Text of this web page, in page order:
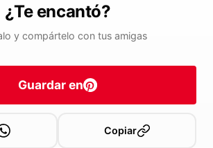
¿Te encantó?
y compártelo con tus amigas
Guardar en
Copiar